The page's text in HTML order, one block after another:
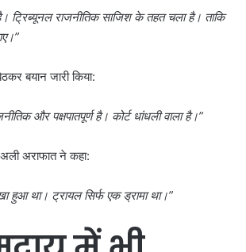
ट्रिब्यूनल राजनीतिक साजिश के तहत चला है। ताकि
बयान जारी किया:
और पक्षपातपूर्ण है। कोर्ट धांधली वाला है।”
अराफात ने कहा:
हुआ था। ट्रायल सिर्फ एक ड्रामा था।”